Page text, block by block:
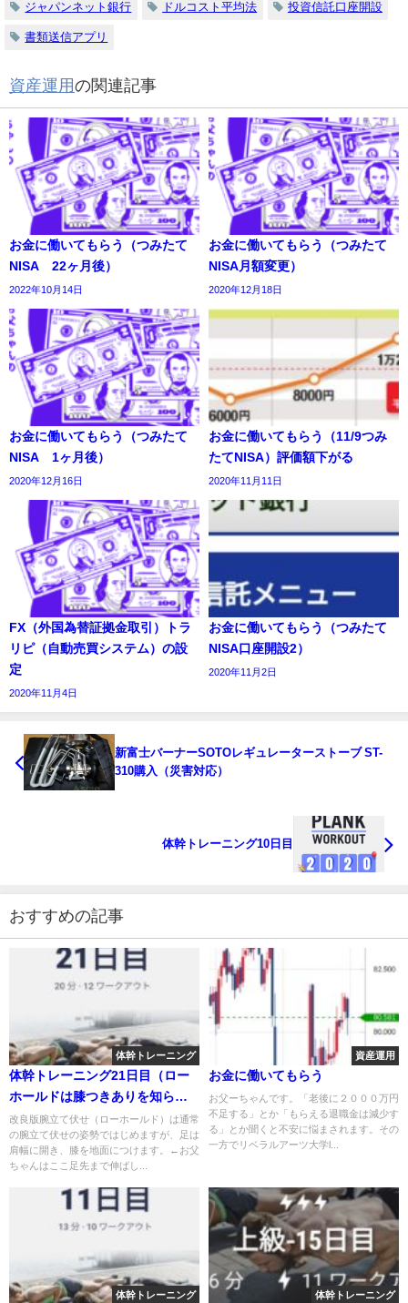
ジャパンネット銀行 ドルコスト平均法 投資信託口座開設
書類送信アプリ
資産運用の関連記事
お金に働いてもらう（つみたて
NISA 22ヶ月後）
2022年10月14日
お金に働いてもらう（つみたて
NISA月額変更）
2020年12月18日
お金に働いてもらう（つみたて
NISA 1ヶ月後）
2020年12月16日
お金に働いてもらう（11/9つみ
たてNISA）評価額下がる
2020年11月11日
FX（外国為替証拠金取引）トラ
リピ（自動売買システム）の設
定
2020年11月4日
お金に働いてもらう（つみたて
NISA口座開設2）
2020年11月2日
新富士バーナーSOTOレギュレーターストーブ ST-
310購入（災害対応）
体幹トレーニング10日目
おすすめの記事
体幹トレーニング
体幹トレーニング21日目（ロー
ホールドは膝つきありを知らず
膝伸ばしで高負荷だった）
改良版腕立て伏せ（ローホールド）は通常
の腕立て伏せの姿勢ではじめますが、足は
肩幅に開き、膝を地面につけます。←お父
ちゃんはここ足先まで伸ばし...
資産運用
お金に働いてもらう
お父ーちゃんです。「老後に２０００万円
不足する」とか「もらえる退職金は減少す
る」とか聞くと不安に悩まされます。その
一方でリベラルアーツ大学l...
体幹トレーニング 体幹トレーニング